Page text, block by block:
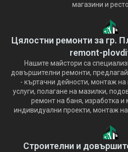
магазини и
Цялостни ремонти за гр.
remont-
Нашите майстори са
довършителни ремонти,
- къртачни дейности, монтаж
услуги, полагане на мазилки,
ремонт на баня, изработка и
индивидуални проекти, монтаж
Строителни и